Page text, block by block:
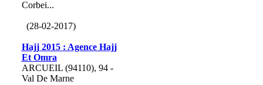
Corbei...
(28-02-2017)
Hajj 2015 : Agence Hajj
Et Omra
ARCUEIL (94110), 94 -
Val De Marne